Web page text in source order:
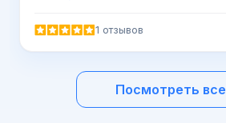
1 отзывов
Посмотреть все